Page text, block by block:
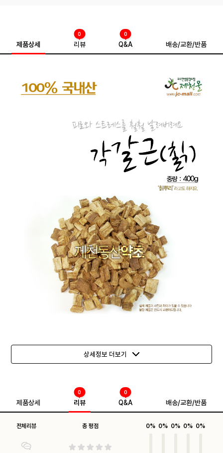
제품상세 리뷰
0
Q&A
0
배송/교환/반품
상세정보 더보기
제품상세 리뷰
0
Q&A
0
배송/교환/반품
전체리뷰 총 평점 0% 0% 0% 0% 0%